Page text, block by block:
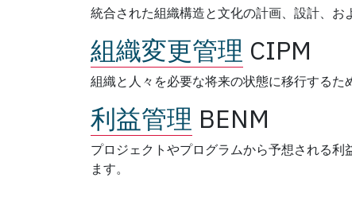
統合された組織構造と文化の計画、設計、お
組織変更管理 CIPM
組織と人々を必要な将来の状態に移行するた
利益管理 BENM
プロジェクトやプログラムから予想される
ます。